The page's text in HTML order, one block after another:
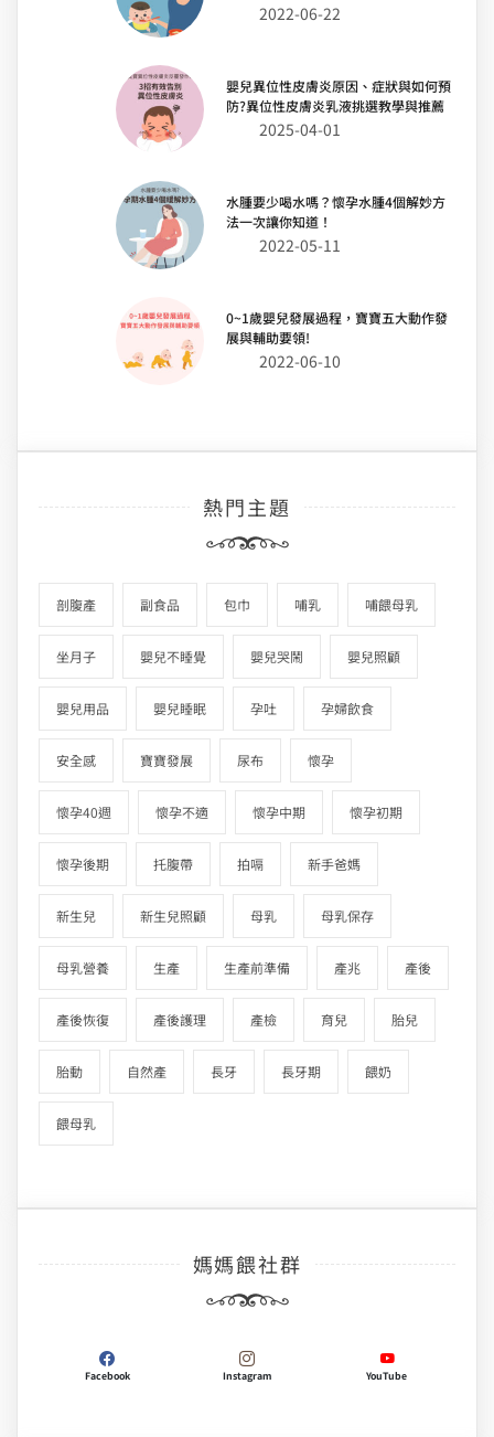
2022-06-22
嬰兒異位性皮膚炎原因、症狀與如何預
防?異位性皮膚炎乳液挑選教學與推薦
2025-04-01
水腫要少喝水嗎？懷孕水腫4個解妙方
法一次讓你知道！
2022-05-11
0~1歲嬰兒發展過程，寶寶五大動作發
展與輔助要領!
2022-06-10
熱門主題
剖腹產 副食品 包巾 哺乳 哺餵母乳
坐月子 嬰兒不睡覺 嬰兒哭鬧 嬰兒照顧
嬰兒用品 嬰兒睡眠 孕吐 孕婦飲食
安全感 寶寶發展 尿布 懷孕
懷孕40週 懷孕不適 懷孕中期 懷孕初期
懷孕後期 托腹帶 拍嗝 新手爸媽
新生兒 新生兒照顧 母乳 母乳保存
母乳營養 生產 生產前準備 產兆 產後
產後恢復 產後護理 產檢 育兒 胎兒
胎動 自然產 長牙 長牙期 餵奶
餵母乳
媽媽餵社群
Facebook Instagram YouTube